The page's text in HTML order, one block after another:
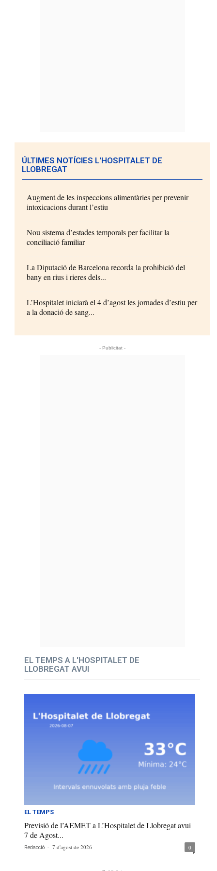
ÚLTIMES NOTÍCIES L'HOSPITALET DE
LLOBREGAT
Augment de les inspeccions alimentàries per prevenir
intoxicacions durant l’estiu
Nou sistema d’estades temporals per facilitar la
conciliació familiar
La Diputació de Barcelona recorda la prohibició del
bany en rius i rieres dels...
L’Hospitalet iniciarà el 4 d’agost les jornades d’estiu per
a la donació de sang...
- Publicitat -
EL TEMPS A L'HOSPITALET DE
LLOBREGAT AVUI
EL TEMPS
Previsió de l’AEMET a L’Hospitalet de Llobregat avui
7 de Agost...
Redacció - 7 d'agost de 2026 0